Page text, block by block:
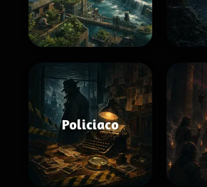
Policiaco